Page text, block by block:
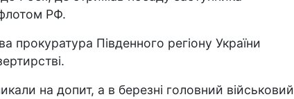
РФ.
прокуратура Південного регіону України
на допит, а в березні головний військовий